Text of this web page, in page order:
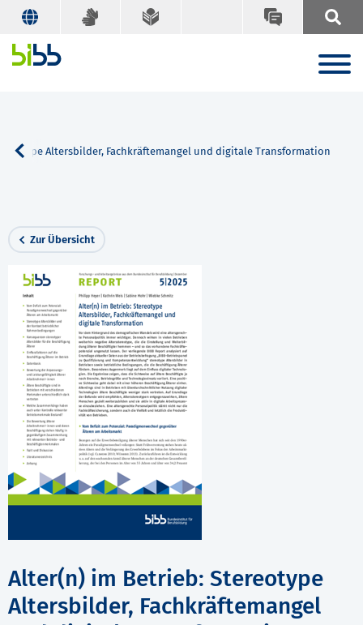
Altersbilder, Fachkräftemangel und digitale Transformation
Zur Übersicht
Alter(n) im Betrieb: Stereotype
Altersbilder, Fachkräftemangel